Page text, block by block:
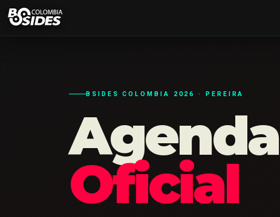
BSIDES COLOMBIA 2026 · PEREIRA
Agenda
Oficial